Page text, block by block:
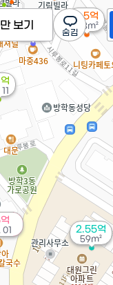
2.55억
59m²
01
4.5억
148m²
3.98억
억
보기